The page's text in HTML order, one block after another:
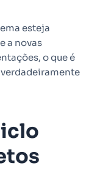
esteja
a novas
o que é